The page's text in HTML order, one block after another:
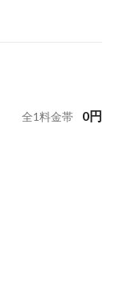
全1料金帯 0円